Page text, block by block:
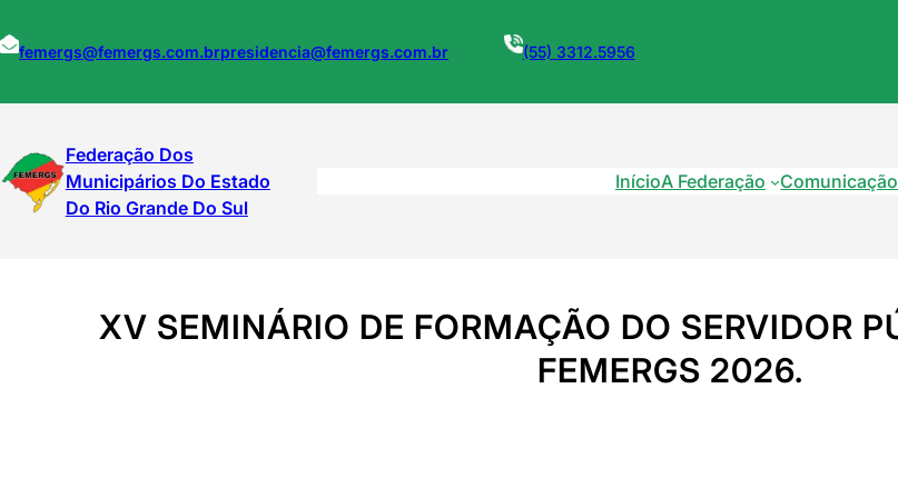
para
femergs@femergs.com.brpresidencia@femergs.com.br (55) 3312.5956
Federação Dos
Municipários Do Estado
Do Rio Grande Do Sul
InícioA Federação Comunicação
XV SEMINÁRIO DE FORMAÇÃO DO SERVIDOR
FEMERGS 2026.